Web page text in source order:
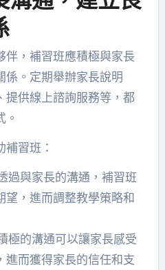
伴，補習班應積極與家長
係。定期舉辦家長說明
提供線上諮詢服務等，都
習班：
過與家長的溝通，補習班
望，進而調整教學策略和
極的溝通可以讓家長感受
進而獲得家長的信任和支